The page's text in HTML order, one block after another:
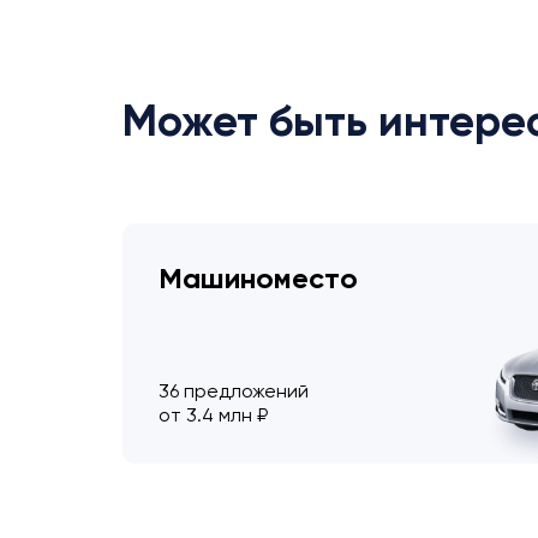
Может быть
Машиноместо
36 предложений
от 3.4 млн ₽